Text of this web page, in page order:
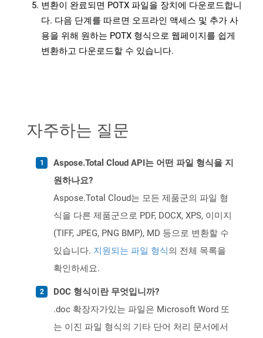
변환이 완료되면 POTX 파일을 장치에 다운로드합니
다. 다음 단계를 따르면 오프라인 액세스 및 추가 사
용을 위해 원하는 POTX 형식으로 웹페이지를 쉽게
변환하고 다운로드할 수 있습니다.
자주하는 질문
Aspose.Total Cloud API는 어떤 파일 형식을 지
원하나요?
Aspose.Total Cloud는 모든 제품군의 파일 형
식을 다른 제품군으로 PDF, DOCX, XPS, 이미지
(TIFF, JPEG, PNG BMP), MD 등으로 변환할 수
있습니다. 지원되는 파일 형식의 전체 목록을
확인하세요.
DOC 형식이란 무엇입니까?
.doc 확장자가있는 파일은 Microsoft Word 또
는 이진 파일 형식의 기타 단어 처리 문서에서